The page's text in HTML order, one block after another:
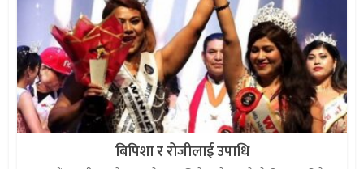
बिपिशा र रोजीलाई उपाधि